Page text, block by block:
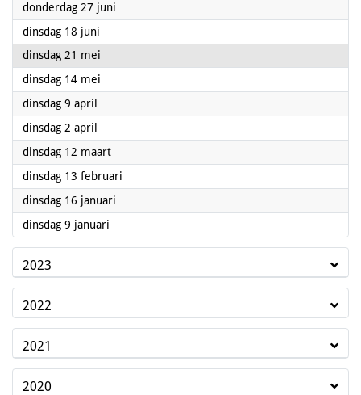
donderdag 27 juni
dinsdag 18 juni
dinsdag 21 mei
dinsdag 14 mei
dinsdag 9 april
dinsdag 2 april
dinsdag 12 maart2024
dinsdag 13 februari
dinsdag 16 januari
dinsdag 9 januari
2023
2022
2021
2020